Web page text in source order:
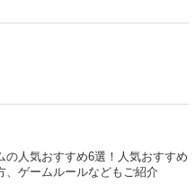
の人気おすすめ6選！人気おすすめ
、ゲームルールなどもご紹介